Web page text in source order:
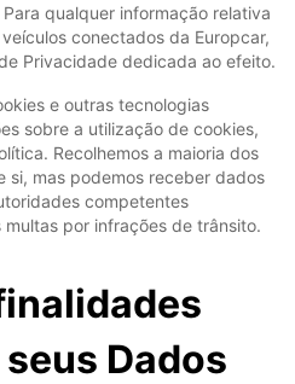
qualquer informação relativa
conectados da Europcar,
Privacidade dedicada ao efeito.
e outras tecnologias
sobre a utilização de cookies,
Recolhemos a maioria dos
si, mas podemos receber dados
competentes
por infrações de trânsito.
Dados